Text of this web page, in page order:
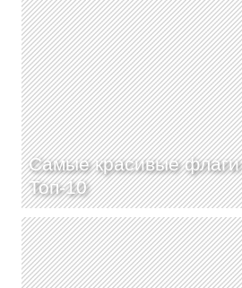
Самые красивые
Топ-10